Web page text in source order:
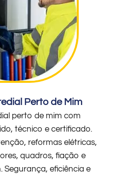
Perto de Mim
perto de mim com
técnico e certificado.
reformas elétricas,
quadros, fiação e
Segurança, eficiência e